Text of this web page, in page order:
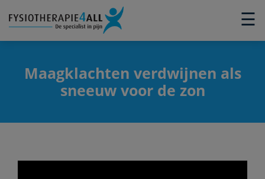
☰
×
Maagklachten verdwijnen als
sneeuw voor de zon